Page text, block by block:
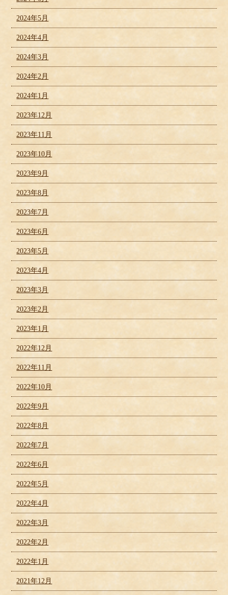
2024年5月
2024年4月
2024年3月
2024年2月
2024年1月
2023年12月
2023年11月
2023年10月
2023年9月
2023年8月
2023年7月
2023年6月
2023年5月
2023年4月
2023年3月
2023年2月
2023年1月
2022年12月
2022年11月
2022年10月
2022年9月
2022年8月
2022年7月
2022年6月
2022年5月
2022年4月
2022年3月
2022年2月
2022年1月
2021年12月